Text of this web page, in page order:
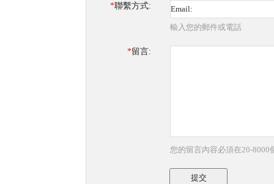
*聯繫方式:
輸入您的郵件或電話
*留言:
您的留言內容必須在20-8000
提交